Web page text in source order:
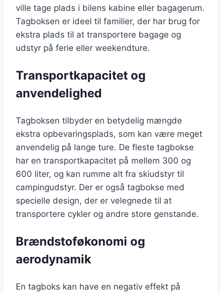
ville tage plads i bilens kabine eller bagagerum.
Tagboksen er ideel til familier, der har brug for
ekstra plads til at transportere bagage og
udstyr på ferie eller weekendture.
Transportkapacitet og
anvendelighed
Tagboksen tilbyder en betydelig mængde
ekstra opbevaringsplads, som kan være meget
anvendelig på lange ture. De fleste tagbokse
har en transportkapacitet på mellem 300 og
600 liter, og kan rumme alt fra skiudstyr til
campingudstyr. Der er også tagbokse med
specielle design, der er velegnede til at
transportere cykler og andre store genstande.
Brændstoføkonomi og
aerodynamik
En tagboks kan have en negativ effekt på